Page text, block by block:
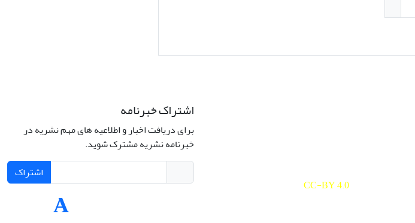
CC-BY 4.0
اشتراک خبرنامه
برای دریافت اخبار و اطلاعیه های مهم نشریه در
خبرنامه نشریه مشترک شوید.
اشتراک